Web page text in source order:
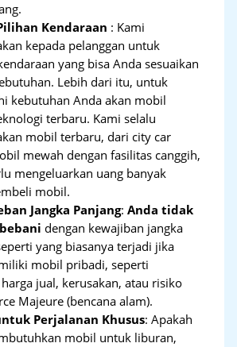
Kendaraan : Kami
kepada pelanggan untuk
yang bisa Anda sesuaikan
Lebih dari itu, untuk
kebutuhan Anda akan mobil
terbaru. Kami selalu
mobil terbaru, dari city car
mewah dengan fasilitas canggih,
mengeluarkan uang banyak
mobil.
Jangka Panjang:Anda tidak
dengan kewajiban jangka
yang biasanya terjadi jika
mobil pribadi, seperti
jual, kerusakan, atau risiko
Majeure (bencana alam).
Perjalanan Khusus: Apakah
mobil untuk liburan,